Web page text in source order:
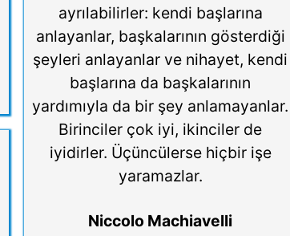
ayrılabilirler: kendi başlarına
anlayanlar, başkalarının gösterdiği
şeyleri anlayanlar ve nihayet, kendi
başlarına da başkalarının
yardımıyla da bir şey anlamayanlar.
Birinciler çok iyi, ikinciler de
iyidirler. Üçüncülerse hiçbir işe
yaramazlar.
Niccolo Machiavelli